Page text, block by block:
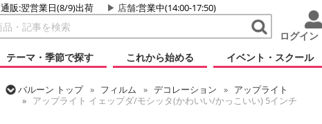
通販:翌営業日(8/9)出荷 店舗:営業中(14:00-17:50)
ログイン
テーマ・季節で探す
これから始める イベント・スクール
バルーン トップ フィルム デコレーション
アップライト
アップライト イェップダ/モシッタ(かわいい/かっこいい) 5インチ